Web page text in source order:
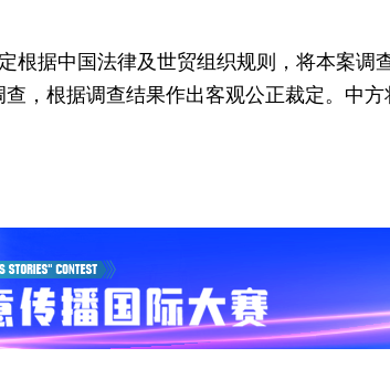
根据中国法律及世贸组织规则，将本案调
，根据调查结果作出客观公正裁定。中